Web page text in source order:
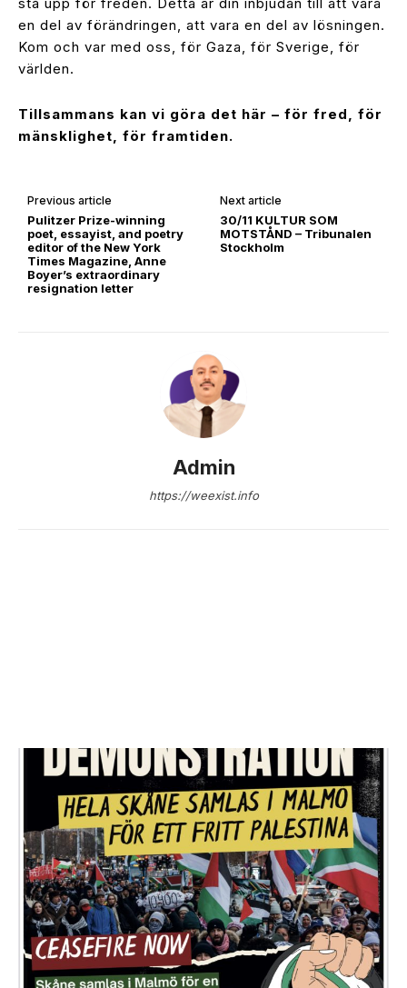
en del av förändringen, att vara en del av lösningen.
Kom och var med oss, för Gaza, för Sverige, för
världen.
Tillsammans kan vi göra det här – för fred, för
mänsklighet, för framtiden.
Previous article
Pulitzer Prize-winning
poet, essayist, and poetry
editor of the New York
Times Magazine, Anne
Boyer’s extraordinary
resignation letter
Next article
30/11 KULTUR SOM
MOTSTÅND – Tribunalen
Stockholm
Admin
https://weexist.info